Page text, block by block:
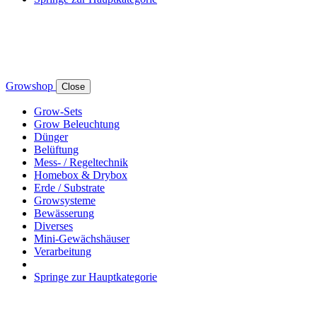
Growshop Close
Grow-Sets
Grow Beleuchtung
Dünger
Belüftung
Mess- / Regeltechnik
Homebox & Drybox
Erde / Substrate
Growsysteme
Bewässerung
Diverses
Mini-Gewächshäuser
Verarbeitung
Springe zur Hauptkategorie